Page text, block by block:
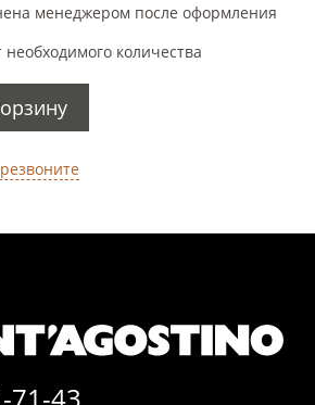
менеджером после оформления
необходимого количества